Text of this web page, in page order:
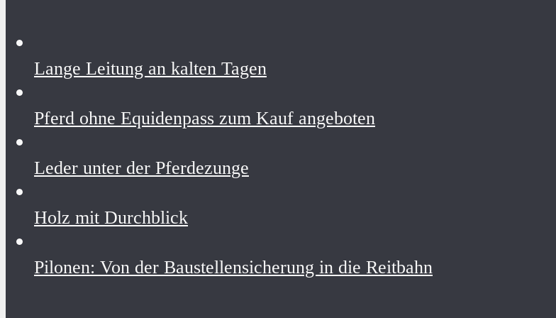
Lange Leitung an kalten Tagen
Pferd ohne Equidenpass zum Kauf angeboten
Leder unter der Pferdezunge
Holz mit Durchblick
Pilonen: Von der Baustellensicherung in die Reitbahn